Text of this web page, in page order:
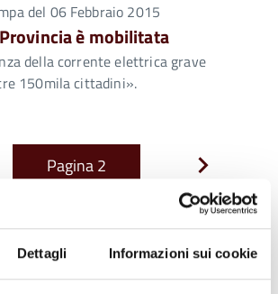
Dettagli Informazioni sui cookie
del 06 Febbraio 2015
è mobilitata
della corrente elettrica grave
150mila cittadini».
Pagina2